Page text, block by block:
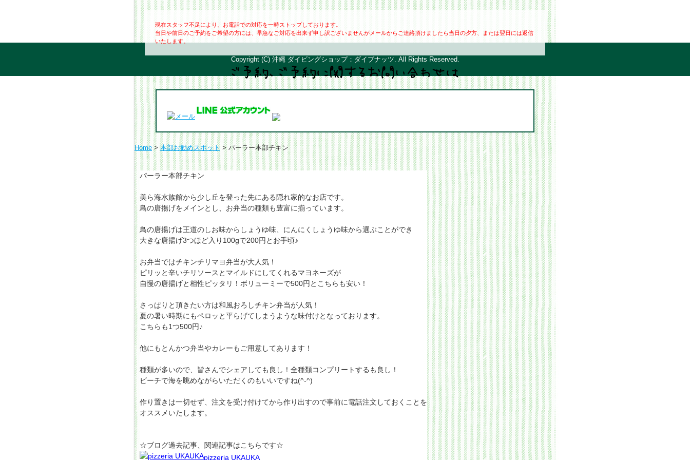
現在スタッフ不足により、お電話での対応を一時ストップしております。
当日や前日のご予約をご希望の方には、早急なご対応を出来ず申し訳ございませんがメールからご連絡頂けましたら当日の夕方、または翌日には返信
いたします。
Home>本部お勧めスポット > パーラー本部チキン
パーラー本部チキン
美ら海水族館から少し丘を登った先にある隠れ家的なお店です。
鳥の唐揚げをメインとし、お弁当の種類も豊富に揃っています。
鳥の唐揚げは王道のしお味からしょうゆ味、にんにくしょうゆ味から選ぶことができ
大きな唐揚げ3つほど入り100gで200円とお手頃♪
お弁当ではチキンチリマヨ弁当が大人気！
ピリッと辛いチリソースとマイルドにしてくれるマヨネーズが
自慢の唐揚げと相性ピッタリ！ボリューミーで500円とこちらも安い！
さっぱりと頂きたい方は和風おろしチキン弁当が人気！
夏の暑い時期にもペロッと平らげてしまうような味付けとなっております。
こちらも1つ500円♪
他にもとんかつ弁当やカレーもご用意してあります！
種類が多いので、皆さんでシェアしても良し！全種類コンプリートするも良し！
ビーチで海を眺めながらいただくのもいいですね(^-^)
作り置きは一切せず、注文を受け付けてから作り出すので事前に電話注文しておくことを
オススメいたします。
☆ブログ過去記事、関連記事はこちらです☆
pizzeria UKAUKA
Copyright (C) 沖縄 ダイビングショップ：ダイブナッツ. All Rights Reserved.